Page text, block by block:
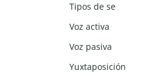
Tipos de se
Voz activa
Voz pasiva
Yuxtaposición